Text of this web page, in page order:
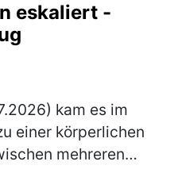
Di…
eskaliert -
kam es im
einer körperlichen
mehreren